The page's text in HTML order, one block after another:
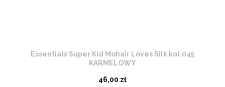
Essentials Super Kid Mohair Loves Silk kol.045
KARMELOWY
46,00 zł